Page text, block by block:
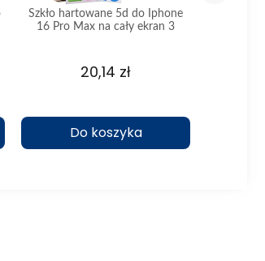
Szkło hartowane 5d do Iphone
16 Pro Max na cały ekran 3
20,14 zł
Do koszyka